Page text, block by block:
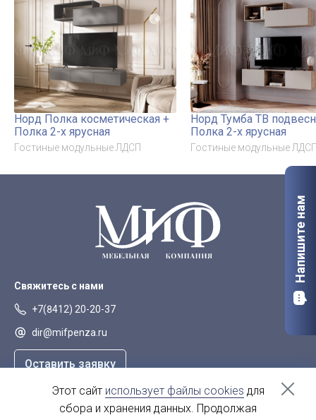
Норд Полка косметическая +
Полка 2-х ярусная
Гостиные модульные ЛДСП
Норд Тумба ТВ
Полка 2-х ярусная
Гостиные модульные
Свяжитесь с нами
+7(8412) 20-20-37
dir@mifpenza.ru
Оставить заявку
Напишите нам
Этот сайт использует файлы cookies для
сбора и хранения данных. Продолжая